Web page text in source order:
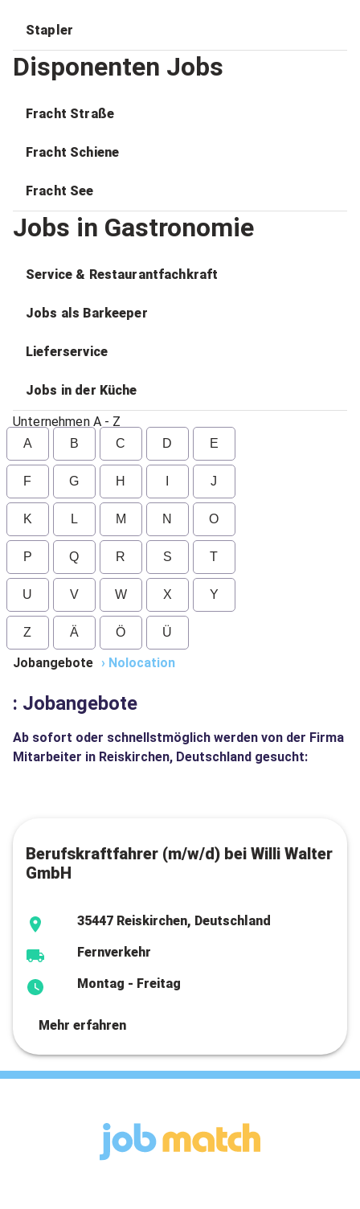
Stapler
Disponenten Jobs
Fracht Straße
Fracht Schiene
Fracht See
Jobs in Gastronomie
Service & Restaurantfachkraft
Jobs als Barkeeper
Lieferservice
Jobs in der Küche
Unternehmen A - Z
A B C D E
F G H J
K L M N O
P Q R S T
U V W X Y
Z Ä Ö Ü
Jobangebote › Nolocation
: Jobangebote
Ab sofort oder schnellstmöglich werden von der Firma
Mitarbeiter in Reiskirchen, Deutschland gesucht:
Berufskraftfahrer (m/w/d) bei Willi Walter
GmbH
35447 Reiskirchen, Deutschland
Fernverkehr
Montag - Freitag
Mehr erfahren